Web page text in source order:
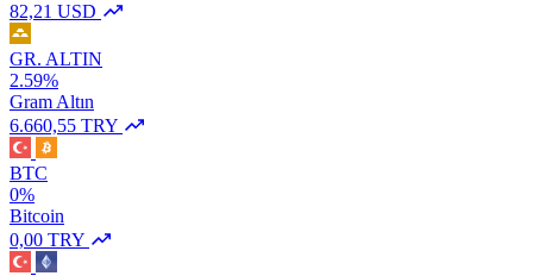
82,21 USD
GR. ALTIN
2.59%
Gram Altın
6.660,55 TRY
BTC
0%
Bitcoin
0,00 TRY